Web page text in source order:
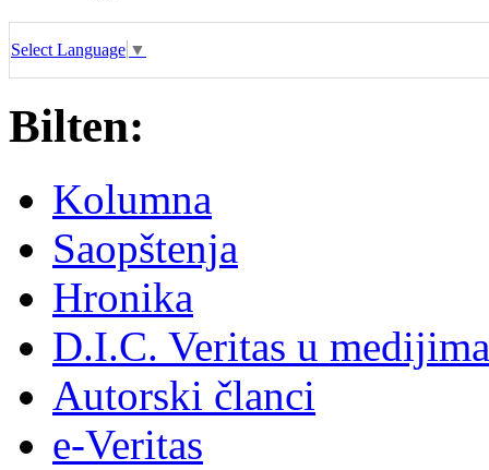
Select Language ▼
Bilten:
Kolumna
Saopštenja
Hronika
D.I.C. Veritas u medijima
Autorski članci
e-Veritas